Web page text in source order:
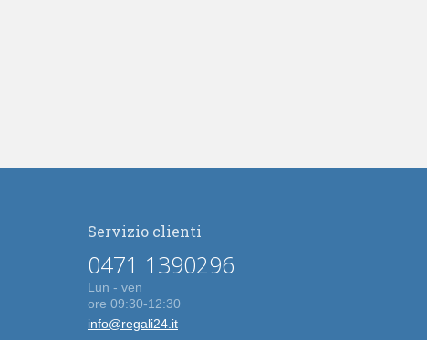
Servizio clienti
0471 1390296
Lun - ven
ore 09:30-12:30
info@regali24.it